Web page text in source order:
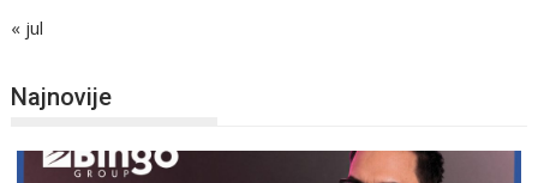
« jul
Najnovije